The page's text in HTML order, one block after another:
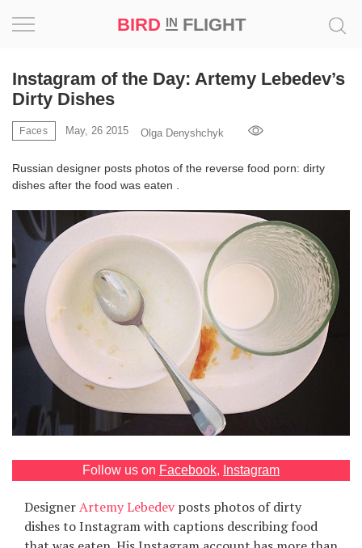
BIRD INFLIGHT
Instagram of the Day: Artemy Lebedev’s
Dirty Dishes
Faces May, 26 2015 Olga Denyshchyk
Russian designer posts photos of the reverse food porn: dirty
dishes after the food was eaten .
Follow us on Facebook, Instagram
DesignerArtemy Lebedevposts photos of dirty
dishes to Instagram with captions describing food